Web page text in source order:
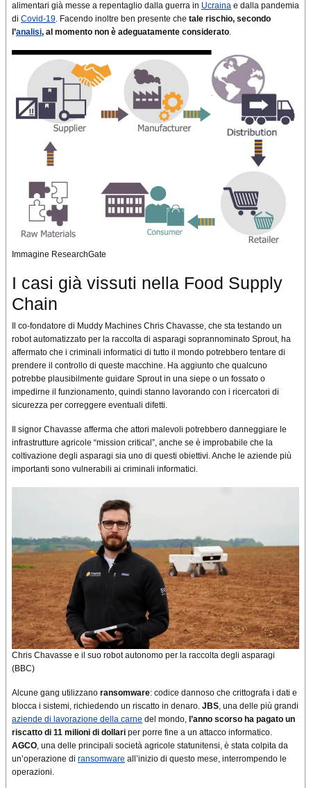
alimentari già messe a repentaglio dalla guerra in Ucraina e dalla pandemia
di Covid-19. Facendo inoltre ben presente che tale rischio, secondo
l’analisi, al momento non è adeguatamente considerato.
Immagine ResearchGate
I casi già vissuti nella Food Supply
Chain
Il co-fondatore di Muddy Machines Chris Chavasse, che sta testando un
robot automatizzato per la raccolta di asparagi soprannominato Sprout, ha
affermato che i criminali informatici di tutto il mondo potrebbero tentare di
prendere il controllo di queste macchine. Ha aggiunto che qualcuno
potrebbe plausibilmente guidare Sprout in una siepe o un fossato o
impedirne il funzionamento, quindi stanno lavorando con i ricercatori di
sicurezza per correggere eventuali difetti.
Il signor Chavasse afferma che attori malevoli potrebbero danneggiare le
infrastrutture agricole “mission critical”, anche se è improbabile che la
coltivazione degli asparagi sia uno di questi obiettivi. Anche le aziende più
importanti sono vulnerabili ai criminali informatici.
Chris Chavasse e il suo robot autonomo per la raccolta degli asparagi
(BBC)
Alcune gang utilizzano ransomware: codice dannoso che crittografa i dati e
blocca i sistemi, richiedendo un riscatto in denaro. JBS, una delle più grandi
aziende di lavorazione della carne del mondo, l’anno scorso ha pagato un
riscatto di 11 milioni di dollari per porre fine a un attacco informatico.
AGCO, una delle principali società agricole statunitensi, è stata colpita da
un’operazione di ransomware all’inizio di questo mese, interrompendo le
operazioni.